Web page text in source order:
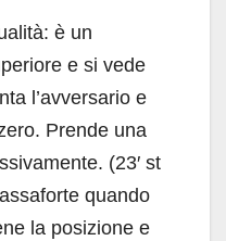
è un
e si vede
l’avversario e
Prende una
(23′ st
quando
la posizione e